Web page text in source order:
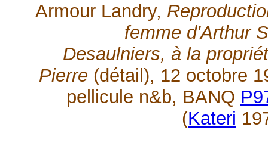
Armour Landry,
femme d'Arthur
Desaulniers, à la
Pierre (détail), 12 octobre
pellicule n&b, BANQ
(Kateri